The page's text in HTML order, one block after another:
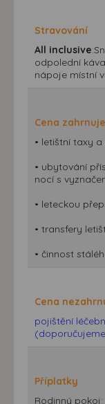
Stravování
All inclusive
odpolední
nápoje místní
Cena zahrnuje
• letištní taxy
• ubytování
nocí s
• leteckou
• transfery
• činnost
Cena
pojištění
Příplatky
Rodinný